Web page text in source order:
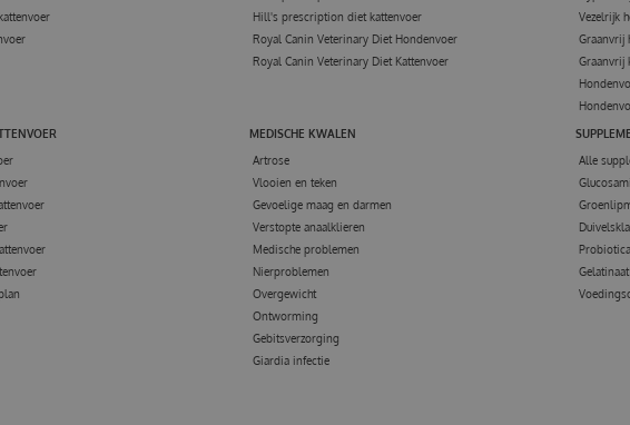
Hill's prescription diet kattenvoer
Royal Canin Veterinary Diet Hondenvoer
Royal Canin Veterinary Diet Kattenvoer
Vezelrijk
Graanvrij
Graanvrij
MEDISCHE KWALEN
Artrose
Vlooien en teken
Gevoelige maag en darmen
Verstopte anaalklieren
Medische problemen
Nierproblemen
Overgewicht
Ontworming
Gebitsverzorging
Giardia infectie
Alle
Probiotica
Gelatinaat